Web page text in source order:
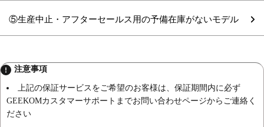
⑤生産中止・アフターセールス用の予備在庫がないモデル
注意事項
上記の保証サービスをご希望のお客様は、保証期間内に必ず
GEEKOMカスタマーサポートまでお 問い合わせページからご連絡く
ださい